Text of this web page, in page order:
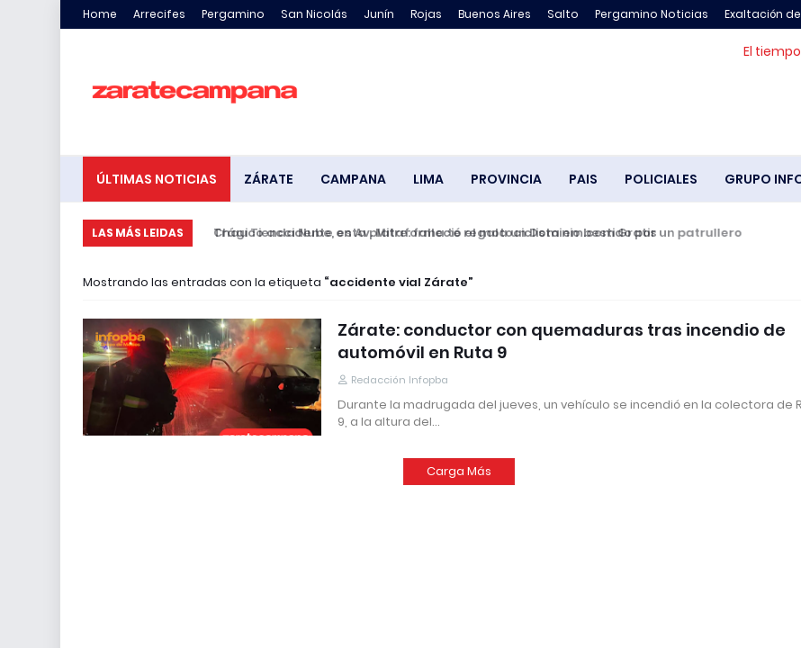
Home Arrecifes Pergamino San Nicolás Junín Rojas Buenos Aires Salto Pergamino Noticias Exaltación
El
ÚLTIMAS NOTICIAS ZÁRATE CAMPANA LIMA PROVINCIA PAIS POLICIALES GRUPO
LAS MÁS LEIDAS Trágico accidente en Av. Mitre: falleció el motociclista embestido por un patrullero
Mostrando las entradas con la etiqueta accidente vial Zárate
Zárate: conductor con quemaduras tras incendio de
automóvil en Ruta 9
Redacción Infopba
Durante la madrugada del jueves, un vehículo se incendió en la colectora de
9, a la altura del…
Carga Más